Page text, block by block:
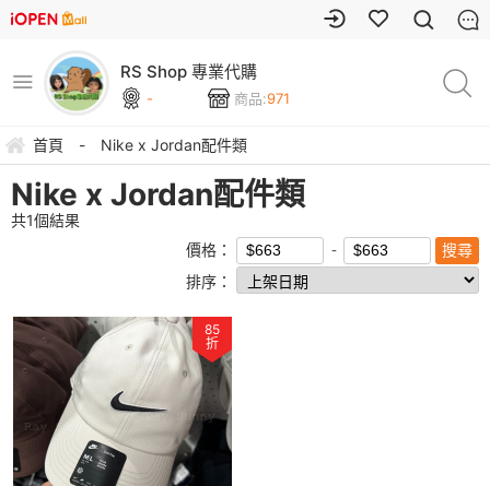
RS Shop 專業代購
- 商品:971
首頁 - Nike x Jordan配件類
Nike x Jordan配件類
共1個結果
價格：
排序：
85
折